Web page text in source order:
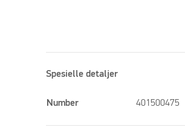
Spesielle detaljer
Number 401500475